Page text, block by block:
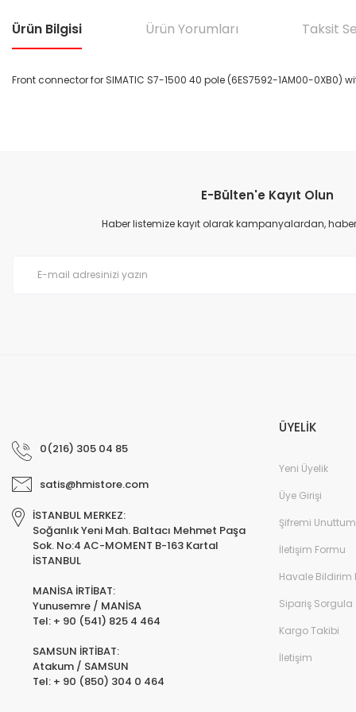
Ürün Bilgisi Ürün Yorumları Taksit
Front connector for SIMATIC S7-1500 40 pole (6ES7592-1AM00-0XB0)
Ürün resmi kalitesiz, bozuk veya görüntülenemiyor.
Ürün açıklamasında eksik bilgiler bulunuyor.
E-Bülten'e Kayıt Olun
Haber listemize kayıt olarak kampanyalardan,
0(216) 305 04 85
satis@hmistore.com
İSTANBUL MERKEZ:
Soğanlık Yeni Mah. Baltacı Mehmet Paşa
Sok. No:4 AC-MOMENT B-163 Kartal
İSTANBUL
MANİSA İRTİBAT:
Yunusemre / MANİSA
Tel: + 90 (541) 825 4 464
SAMSUN İRTİBAT:
Atakum / SAMSUN
Tel: + 90 (850) 304 0 464
ÜYELİK
Yeni Üyelik
Üye Girişi
Şifremi Unuttum
İletişim Formu
Havale Bildirim
Sipariş Sorgula
Kargo Takibi
İletişim